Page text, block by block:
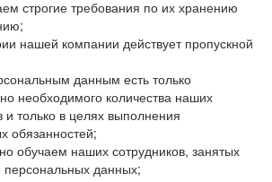
строгие требования по их хранению
нашей компании действует пропускной
данным есть только
необходимого количества наших
и только в целях выполнения
обязанностей;
обучаем наших сотрудников, занятых
персональных данных;